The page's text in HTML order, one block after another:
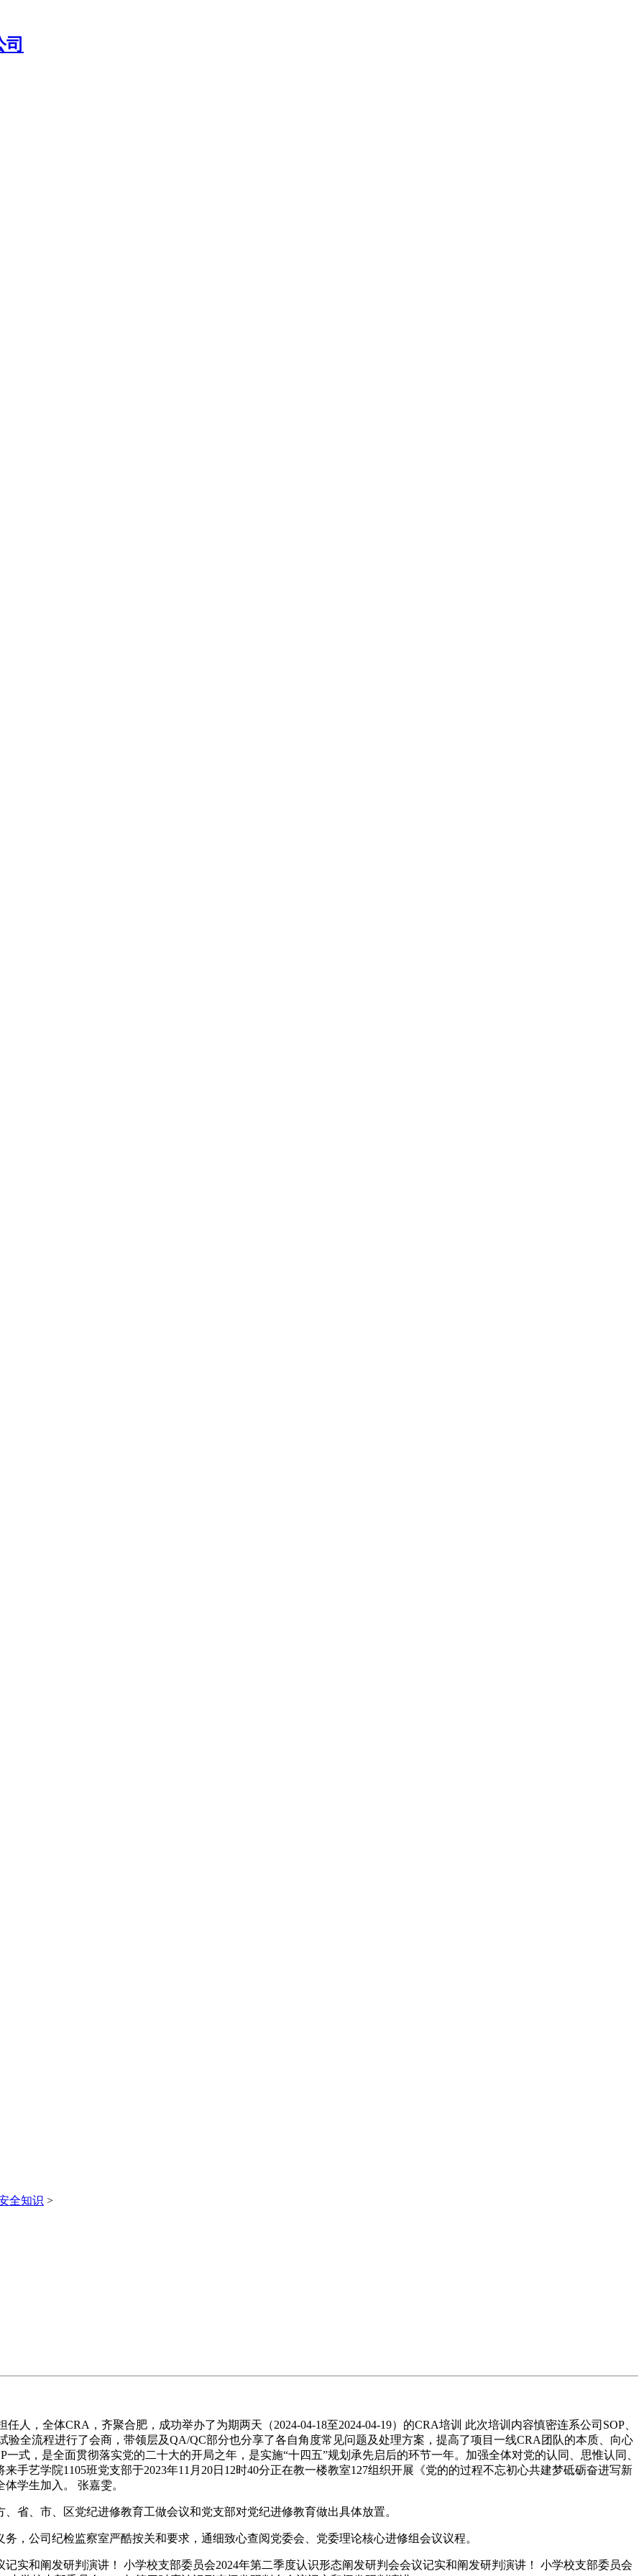
全知识 >
全体CRA，齐聚合肥，成功举办了为期两天（2024-04-18至2024-04-19）的CRA培训 此次培训内容慎密连系公司SOP、
全流程进行了会商，带领层及QA/QC部分也分享了各自角度常见问题及处理方案，提高了项目一线CRA团队的本质、向心
式，是全面贯彻落实党的二十大的开局之年，是实施“十四五”规划承先启后的环节一年。加强全体对党的认同、思惟认同、
手艺学院1105班党支部于2023年11月20日12时40分正在教一楼教室127组织开展《党的的过程不忘初心共建梦砥砺奋进写新
学生加入。 张嘉雯。
、市、区党纪进修教育工做会议和党支部对党纪进修教育做出具体放置。
公司纪检监察室严酷按关和要求，通细致心查阅党委会、党委理论核心进修组会议议程。
和阐发研判演讲！ 小学校支部委员会2024年第二季度认识形态阐发研判会会议记实和阐发研判演讲！ 小学校支部委员会